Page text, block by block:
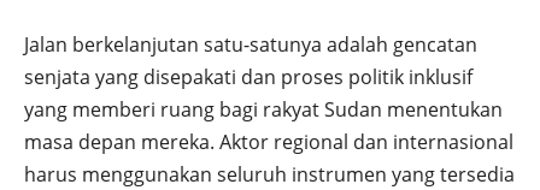
Jalan berkelanjutan satu-satunya adalah gencatan
senjata yang disepakati dan proses politik inklusif
yang memberi ruang bagi rakyat Sudan menentukan
masa depan mereka. Aktor regional dan internasional
harus menggunakan seluruh instrumen yang tersedia